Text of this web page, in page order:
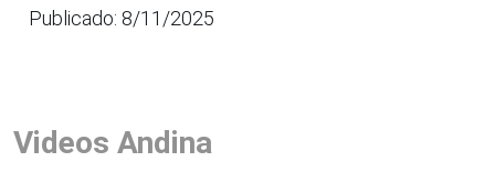
Publicado: 8/11/2025
Videos Andina